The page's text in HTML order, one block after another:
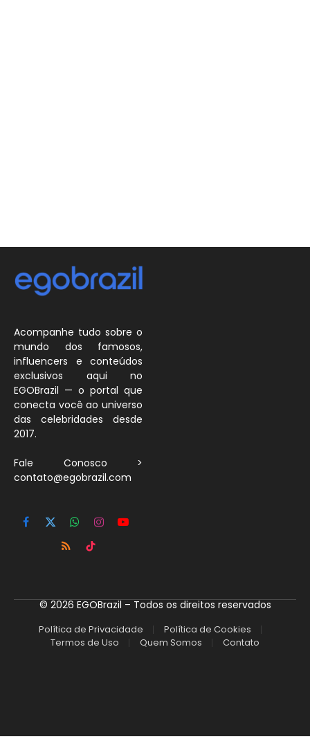
Acompanhe tudo sobre o
mundo dos famosos,
influencers e conteúdos
exclusivos aqui no
EGOBrazil — o portal que
conecta você ao universo
das celebridades desde
2017.
Fale Conosco >
contato@egobrazil.com
Facebook
X
(Twitter)
WhatsApp
InstagramYouTube
RSS
TikTok
© 2026 EGOBrazil – Todos os direitos reservados
Política de Privacidade
Política de Cookies
Termos de Uso
Quem Somos Contato